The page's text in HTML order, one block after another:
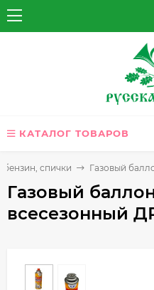
КАТАЛОГ ТОВАРОВ
спички Газовый
Газовый
всесезонный